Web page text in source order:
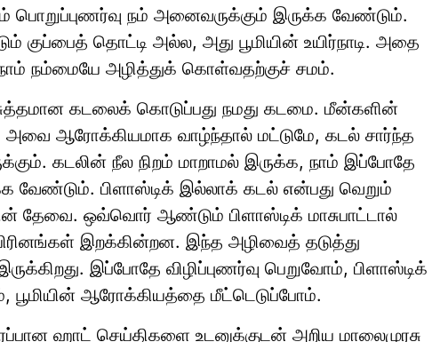
பொறுப்புணர்வு நம் அனைவருக்கும் இருக்க வேண்டும்.
குப்பைத் தொட்டி அல்ல, அது பூமியின் உயிர்நாடி. அதை
நாம் நம்மையே அழித்துக் கொள்வதற்குச் சமம்.
கடலைக் கொடுப்பது நமது கடமை. மீன்களின்
அவை ஆரோக்கியமாக வாழ்ந்தால் மட்டுமே, கடல் சார்ந்த
கடலின் நீல நிறம் மாறாமல் இருக்க, நாம் இப்போதே
வேண்டும். பிளாஸ்டிக் இல்லாக் கடல் என்பது வெறும்
தேவை. ஒவ்வொர் ஆண்டும் பிளாஸ்டிக் மாசுபாட்டால்
இறக்கின்றன. இந்த அழிவைத் தடுத்து
இப்போதே விழிப்புணர்வு பெறுவோம், பிளாஸ்டிக்
பூமியின் ஆரோக்கியத்தை மீட்டெடுப்போம்.
ஹாட் செய்திகளை உடனுக்குடன் அறிய மாலைமுரசு